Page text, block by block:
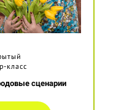
класс
сценарии